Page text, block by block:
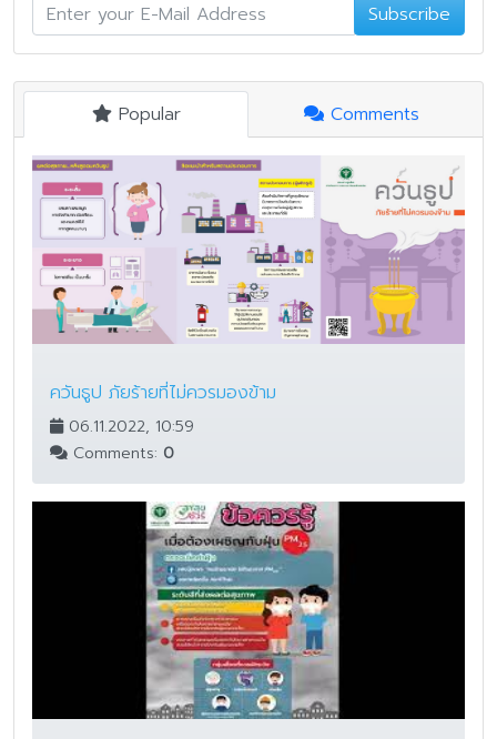
Subscribe
Popular Comments
ควันธูป ภัยร้ายที่ไม่ควรมองข้าม
06.11.2022, 10:59
Comments: 0